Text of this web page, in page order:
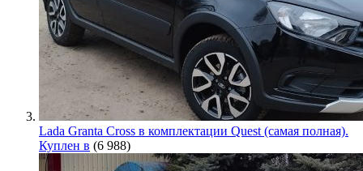
Lada Granta Cross в комплектации Quest (самая полная).
Куплен в (6 988)